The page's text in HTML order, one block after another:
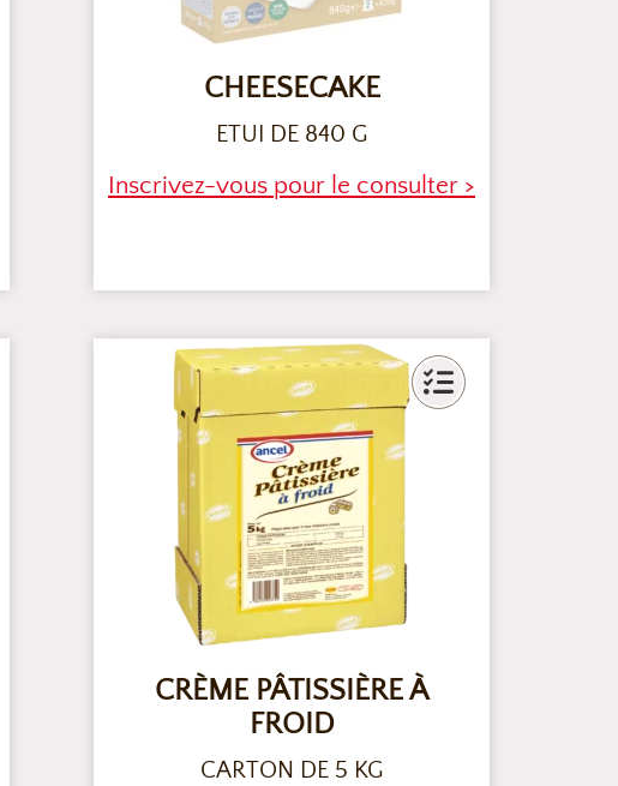
CHEESECAKE
ETUI DE 840 G
Inscrivez-vous pour le consulter >
CRÈME PÂTISSIÈRE À
FROID
CARTON DE 5 KG